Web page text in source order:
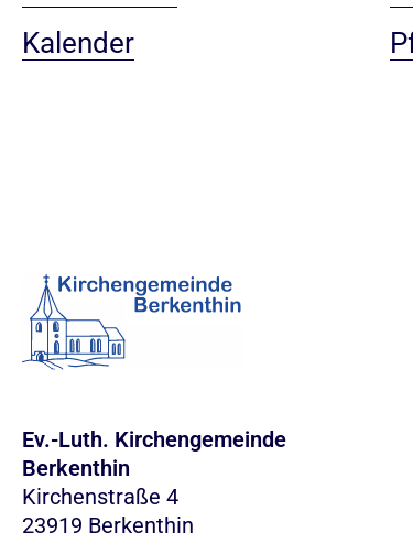
Kalender
Ev.-Luth. Kirchengemeinde
Berkenthin
Kirchenstraße 4
23919 Berkenthin